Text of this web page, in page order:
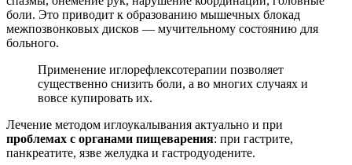
боли. Это приводит к образованию мышечных блокад
межпозвонковых дисков — мучительному состоянию для
больного.
Применение иглорефлексотерапии позволяет
существенно снизить боли, а во многих случаях и
вовсе купировать их.
Лечение методом иглоукалывания актуально и при
проблемах с органами пищеварения: при гастрите,
панкреатите, язве желудка и гастродуодените.